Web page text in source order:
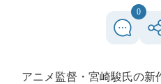
0
アニメ監督・宮崎駿氏の新